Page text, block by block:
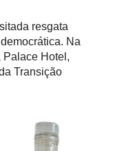
resgata
Na
Palace Hotel,
Transição